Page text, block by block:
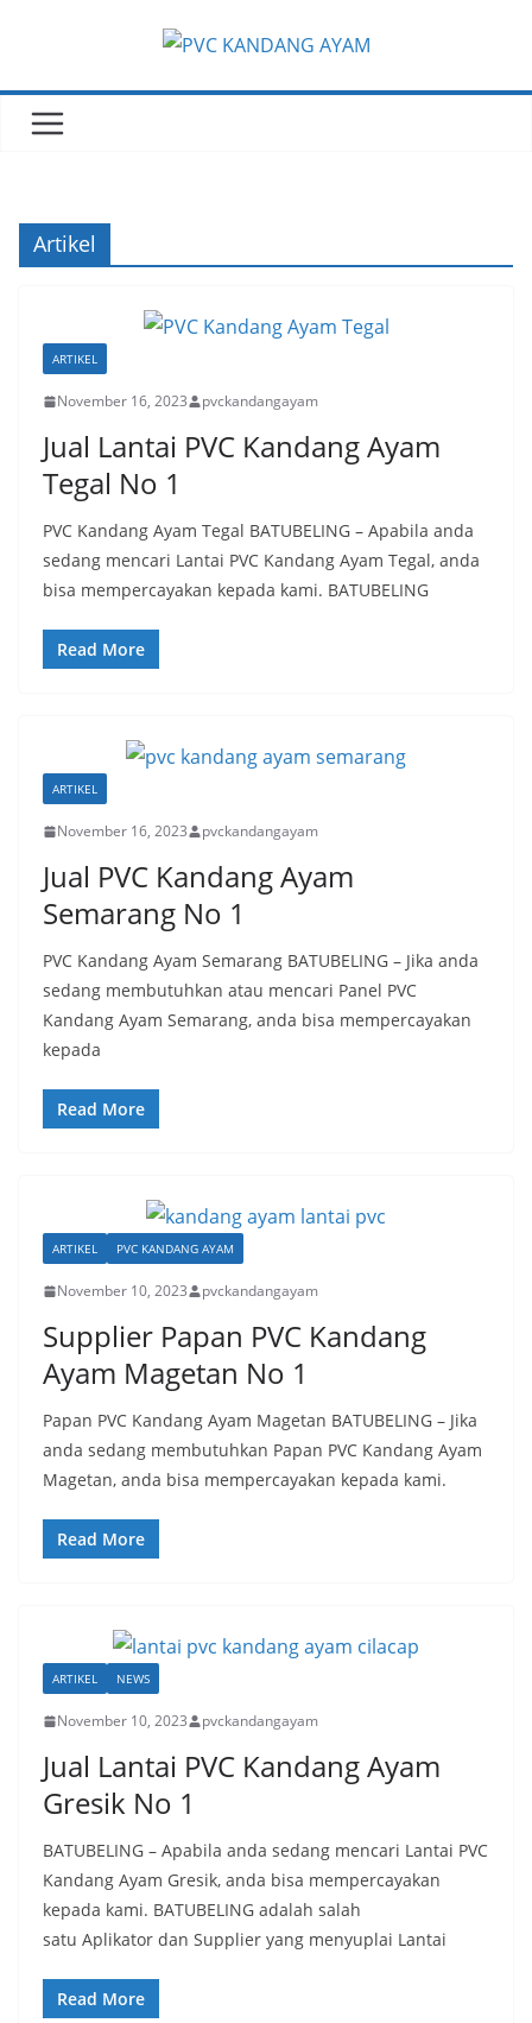
Artikel
ARTIKEL
November 16, 2023 pvckandangayam
Jual Lantai PVC Kandang Ayam
Tegal No 1
PVC Kandang Ayam Tegal BATUBELING – Apabila anda
sedang mencari Lantai PVC Kandang Ayam Tegal, anda
bisa mempercayakan kepada kami. BATUBELING
Read More
ARTIKEL
November 16, 2023 pvckandangayam
Jual PVC Kandang Ayam
Semarang No 1
PVC Kandang Ayam Semarang BATUBELING – Jika anda
sedang membutuhkan atau mencari Panel PVC
Kandang Ayam Semarang, anda bisa mempercayakan
kepada
Read More
ARTIKEL PVC KANDANG AYAM
November 10, 2023 pvckandangayam
Supplier Papan PVC Kandang
Ayam Magetan No 1
Papan PVC Kandang Ayam Magetan BATUBELING – Jika
anda sedang membutuhkan Papan PVC Kandang Ayam
Magetan, anda bisa mempercayakan kepada kami.
Read More
ARTIKEL NEWS
November 10, 2023 pvckandangayam
Jual Lantai PVC Kandang Ayam
Gresik No 1
BATUBELING – Apabila anda sedang mencari Lantai PVC
Kandang Ayam Gresik, anda bisa mempercayakan
kepada kami. BATUBELING adalah salah
satu Aplikator dan Supplier yang menyuplai Lantai
Read More